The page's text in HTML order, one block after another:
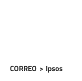
CORREO > Ipsos